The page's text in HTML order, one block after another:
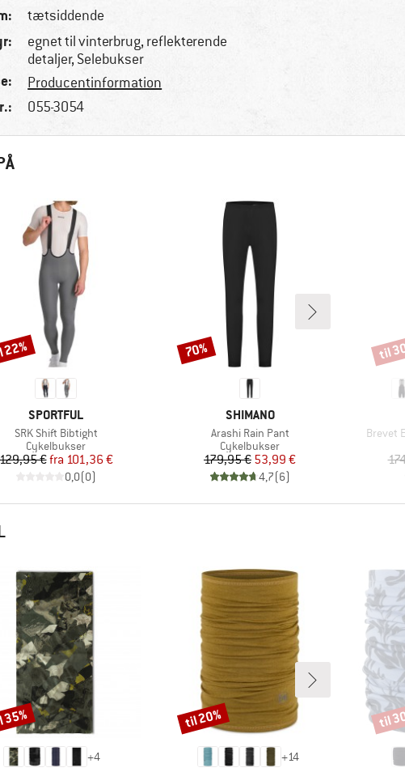
tætsiddende
egnet til vinterbrug, reflekterende
detaljer, Selebukser
Producentinformation
055-3054
MÆRKE
SPORTFUL
Artikel
SRK Shift Bibtight
Produktgruppe
Cykelbukser
Pris
€ Nedsat pris
fra 101,36 €
0,0(0)
MÆRKE
SHIMANO
Artikel
Arashi Rain Pant
Produktgruppe
Cykelbukser
Pris
179,95 €Nedsat pris
53,99 €
4,7(6)
Rabat
70%
Artikel
Brevet
Rabat
til
+4 +14
Rabat
til 20% Rabat
til